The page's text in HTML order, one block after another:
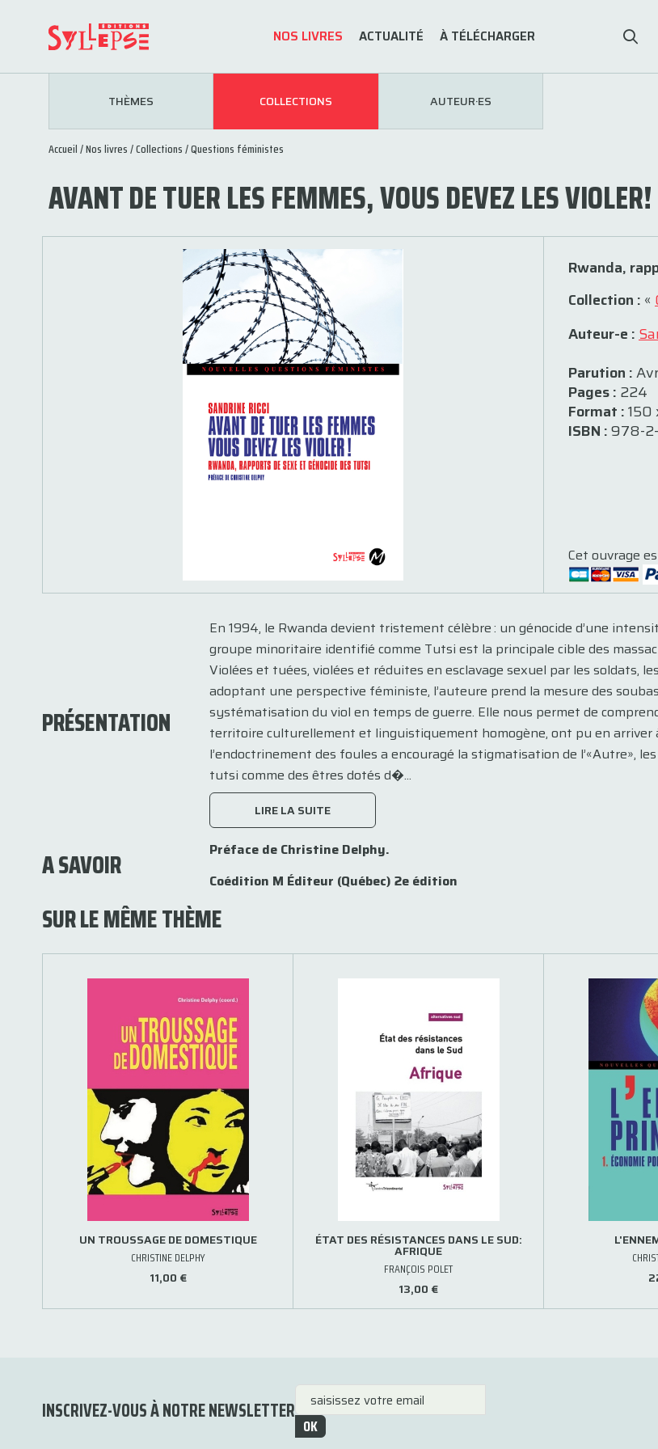
NOS LIVRES ACTUALITÉ À TÉLÉCHARGER
THÈMES COLLECTIONS AUTEUR·ES
Accueil/Nos livres/Collections/Questions féministes
AVANT DE TUER LES FEMMES, VOUS DEVEZ LES VIOLER!
Cet ouvrage
Rwanda,
Collection : «
Auteur-e :
Parution :
Pages : 224
Format :150
ISBN :978-
PRÉSENTATION
En 1994, le Rwanda devient tristement célèbre : un génocide d’une
groupe minoritaire identifié comme Tutsi est la principale cible des
Violées et tuées, violées et réduites en esclavage sexuel par les soldats,
adoptant une perspective féministe, l’auteure prend la mesure des
systématisation du viol en temps de guerre. Elle nous permet de
territoire culturellement et linguistiquement homogène, ont pu en arriver
l’endoctrinement des foules a encouragé la stigmatisation de l’«Autre»,
tutsi comme des êtres dotés d�...
LIRE LA SUITE
A SAVOIR
Préface de Christine Delphy.
Coédition M Éditeur (Québec) 2e édition
SUR LE MÊME THÈME
UN TROUSSAGE DE DOMESTIQUE
CHRISTINE DELPHY
11,00 €
ÉTAT DES RÉSISTANCES DANS LE SUD:
AFRIQUE
FRANÇOIS POLET
13,00 €
INSCRIVEZ-VOUS À NOTRE NEWSLETTER
OK